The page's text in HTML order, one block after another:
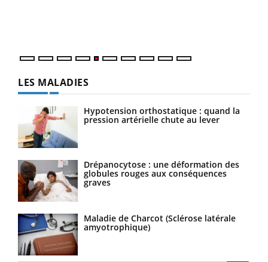
LES MALADIES
Hypotension orthostatique : quand la
pression artérielle chute au lever
Drépanocytose : une déformation des
globules rouges aux conséquences
graves
Maladie de Charcot (Sclérose latérale
amyotrophique)